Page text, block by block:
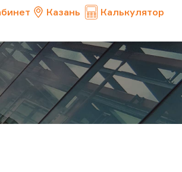
Казань Калькулятор